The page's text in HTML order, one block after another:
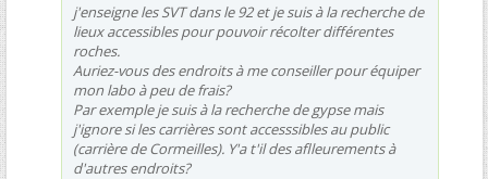
j'enseigne les SVT dans le 92 et je suis à la recherche de
lieux accessibles pour pouvoir récolter différentes
roches.
Auriez-vous des endroits à me conseiller pour équiper
mon labo à peu de frais?
Par exemple je suis à la recherche de gypse mais
j'ignore si les carrières sont accesssibles au public
(carrière de Cormeilles). Y'a t'il des aflleurements à
d'autres endroits?